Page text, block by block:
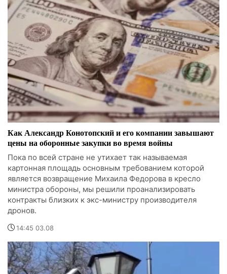
Как Александр Конотопский и его компании завышают
цены на оборонные закупки во время войны
Пока по всей стране не утихает так называемая
картонная площадь основным требованием которой
является возвращение Михаила Федорова в кресло
министра обороны, мы решили проанализировать
контракты близких к экс-министру производителя
дронов.
14:45 03.08